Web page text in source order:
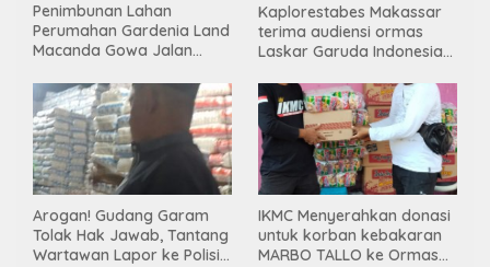
Penimbunan Lahan
Perumahan Gardenia Land
Macanda Gowa Jalan
Gunakan Material
Tambang Ilegal
Kaplorestabes Makassar
terima audiensi ormas
Laskar Garuda Indonesia
hingga kegiatan sosial.
Arogan! Gudang Garam
Tolak Hak Jawab, Tantang
Wartawan Lapor ke Polisi
IKMC Menyerahkan donasi
untuk korban kebakaran
MARBO TALLO ke Ormas